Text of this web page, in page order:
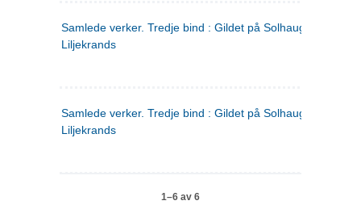
Samlede verker. Tredje bind : Gildet på Solhaug ; Olaf
Liljekrands
Samlede verker. Tredje bind : Gildet på Solhaug ; Olaf
Liljekrands
1–6 av 6